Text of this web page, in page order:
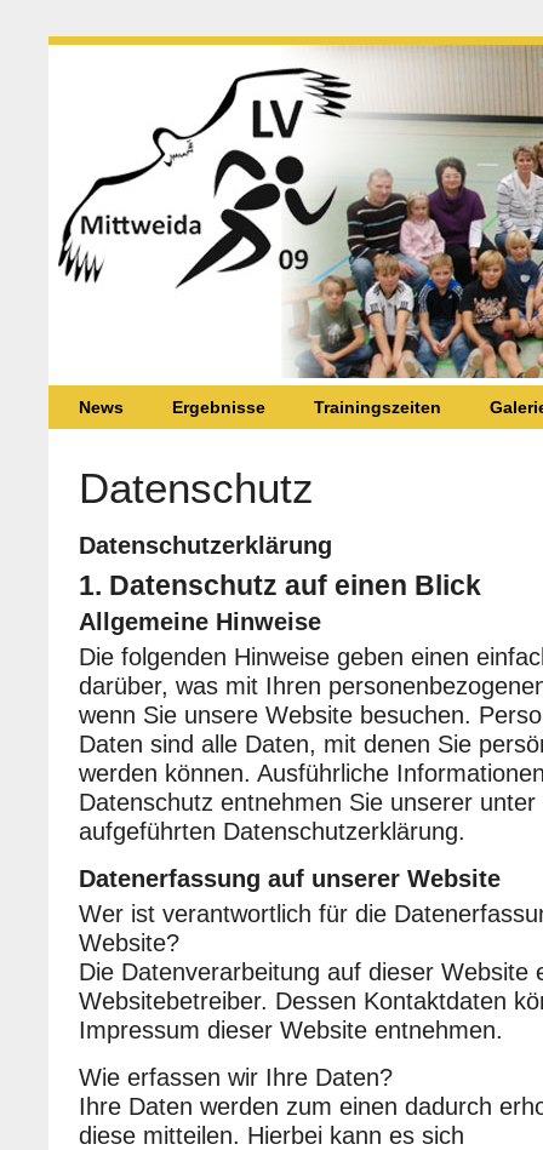
News Ergebnisse Trainingszeiten
Datenschutz
Datenschutzerklärung
1. Datenschutz auf einen Blick
Allgemeine Hinweise
Die folgenden Hinweise geben einen
darüber, was mit Ihren
wenn Sie unsere Website besuchen.
Daten sind alle Daten, mit denen Sie
werden können. Ausführliche
Datenschutz entnehmen Sie unserer unter
aufgeführten Datenschutzerklärung.
Datenerfassung auf unserer Website
Wer ist verantwortlich für die
Website?
Die Datenverarbeitung auf dieser Website
Websitebetreiber. Dessen Kontaktdaten
Impressum dieser Website entnehmen.
Wie erfassen wir Ihre Daten?
Ihre Daten werden zum einen dadurch
diese mitteilen. Hierbei kann es sich